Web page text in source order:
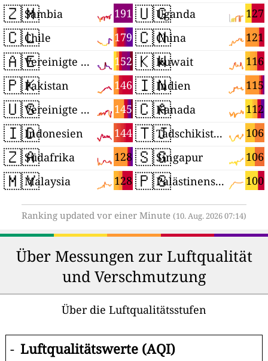
🇿🇲 191
Sambia
🇨🇱 179
Chile
🇦🇪 152
Vereinigte Arabische Emirate
🇵🇰 146
Pakistan
🇺🇸 145
Vereinigte Staaten
🇮🇩 144
Indonesien
🇿🇦 128
Südafrika
🇲🇾 128
Malaysia
🇺🇬 127
Uganda
🇨🇳 121
China
🇰🇼 116
Kuwait
🇮🇳 115
Indien
🇨🇦 112
Kanada
🇹🇯 106
Tadschikistan
🇸🇬 106
Singapur
🇵🇸 100
Palästinensische Autonomiegebiete
Ranking updated vor einer Minute (10. Aug. 2026 07:14)
Über Messungen zur Luftqualität
und Verschmutzung
Über die Luftqualitätsstufen
- Luftqualitätswerte (AQI)